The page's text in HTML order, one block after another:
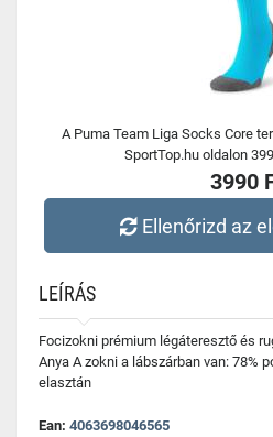
A Puma Team Liga Socks Core
SportTop.hu oldalon
3990
Ellenőrizd az
LEÍRÁS
Focizokni prémium légáteresztő és
Anya A zokni a lábszárban van: 78%
elasztán
Ean: 4063698046565